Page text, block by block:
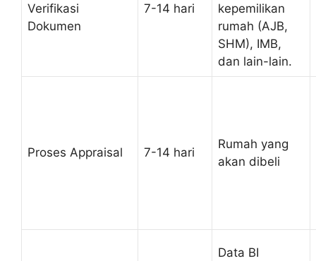
Verifikasi
Dokumen
7-14 hari
kepemilikan
rumah (AJB,
SHM), IMB,
dan lain-lain.
Proses Appraisal 7-14 hari
Rumah yang
akan dibeli
Data BI